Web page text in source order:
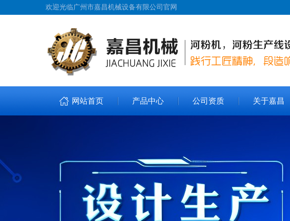
欢迎光临广州市嘉昌机械设备有限公司官网
网站首页 产品中心 公司资质 关于嘉昌